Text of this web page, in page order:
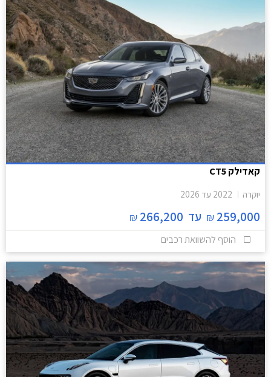
קאדילק CT5
יוקרה 2022 עד 2026
259,000
₪ עד 266,200
₪
הוסף להשוואת רכבים